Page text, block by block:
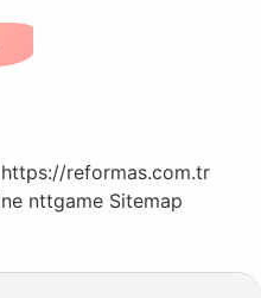
https://reformas.com.tr
nttgame Sitemap